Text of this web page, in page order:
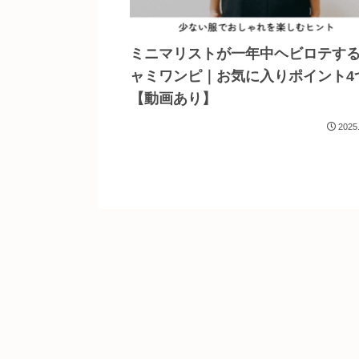
ミニマリストが一年中ヘビロテす
ャミワンピ｜お気に入りポイント4
【動画あり】